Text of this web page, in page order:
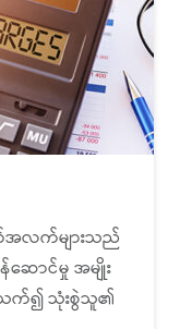
အလက်များသည်
ောင်မှု အမျိုး
သက်၍ သုံးစွဲသူ၏